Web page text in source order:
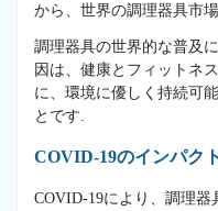
から、世界の調理器具市
調理器具の世界的な普及
因は、健康とフィットネ
に、環境に優しく持続可
とです.
COVID-19のインパク
COVID-19により、調理器